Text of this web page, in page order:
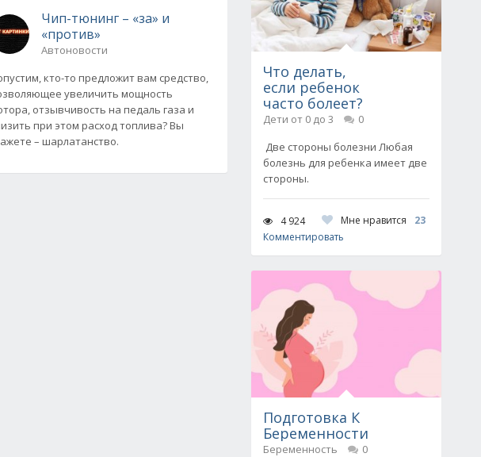
Чип-тюнинг – «за» и
«против»
Автоновости
кто-то предложит вам средство,
увеличить мощность
отзывчивость на педаль газа и
при этом расход топлива? Вы
– шарлатанство.
Что делать,
если ребенок
часто болеет?
Дети от 0 до 3
0
Две стороны болезни Любая
болезнь для ребенка имеет две
стороны.
4 924 Мне нравится
23
Комментировать
Подготовка К
Беременности
Беременность
0